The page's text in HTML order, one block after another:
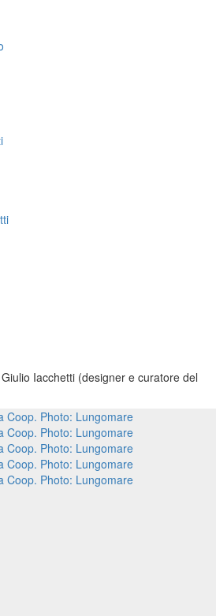
Iacchetti (designer e curatore del
Coop. Photo: Lungomare
Coop. Photo: Lungomare
Coop. Photo: Lungomare
Coop. Photo: Lungomare
Coop. Photo: Lungomare